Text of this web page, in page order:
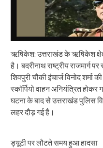
ऋषिकेश: उत्तराखंड के ऋषिकेश
है। बदरीनाथ राष्ट्रीय राजमार्ग
शिवपुरी चौकी इंचार्ज विनोद शर्मा
स्कॉर्पियो वाहन अनियंत्रित होकर
घटना के बाद से उत्तराखंड पुलिस
लहर दौड़ गई है।
ड्यूटी पर लौटते समय हुआ हादसा